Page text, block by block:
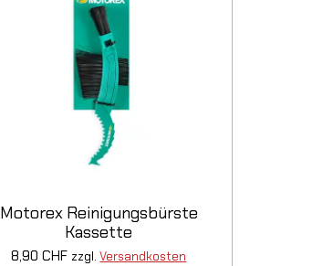
Motorex Reinigungsbürste
Kassette
8,90 CHF zzgl.Versandkosten